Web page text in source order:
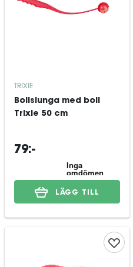
TRIXIE
Bollslunga med boll
Trixie 50 cm
79:-
LÄGG TILL